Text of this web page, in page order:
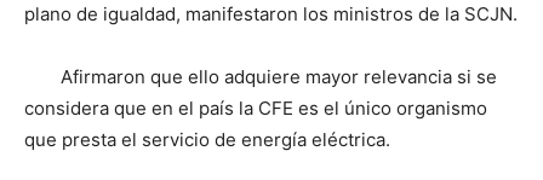
plano de igualdad, manifestaron los ministros de la SCJN.
Afirmaron que ello adquiere mayor relevancia si se
considera que en el país la CFE es el único organismo
que presta el servicio de energía eléctrica.